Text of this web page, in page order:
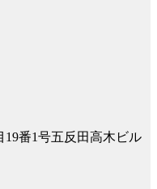
番1号五反田高木ビル